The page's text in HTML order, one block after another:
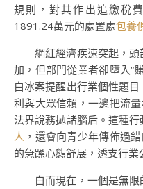
規則，對其作出追繳稅
1891.24萬元的處置處包養
網紅經濟疾速突起，
加，但部門從業者卻墮入“
白冰案提醒出行業個性題
利與大眾信賴，一邊把流
法界說務拋諸腦后。這種
人 ，還會向青少年傳佈過
的急躁心態舒展，透支行業
白而現在，一個是無